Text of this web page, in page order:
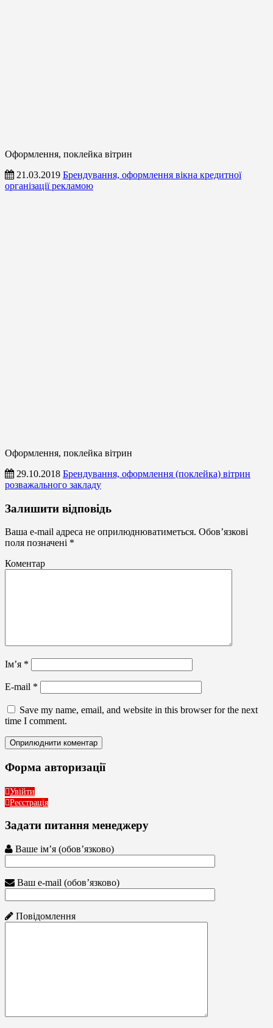
Оформлення, поклейка вітрин
21.03.2019 Брендування, оформлення вікна кредитної
організації рекламою
Оформлення, поклейка вітрин
29.10.2018 Брендування, оформлення (поклейка) вітрин
розважального закладу
Оформлення,
вітрин
Залишити відповідь
Ваша e-mail адреса не оприлюднюватиметься. Обов’язкові
поля позначені *
Коментар
Ім’я *
E-mail *
Save my name, email, and website in this browser for the next
time I comment.
Форма авторизації
Увійти
Реєстрація
Задати питання менеджеру
Ваше ім’я (обов’язково)
Ваш e-mail (обов’язково)
Повідомлення